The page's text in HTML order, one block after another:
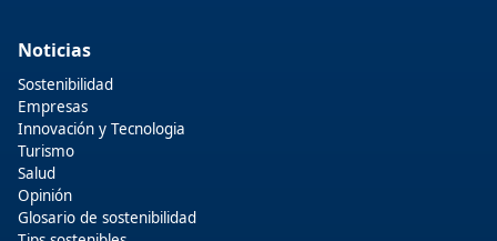
Noticias
Sostenibilidad
Empresas
Innovación y Tecnologia
Turismo
Salud
Opinión
Glosario de sostenibilidad